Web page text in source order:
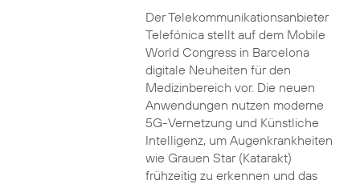
Der Telekommunikationsanbieter
Telefónica stellt auf dem Mobile
World Congress in Barcelona
digitale Neuheiten für den
Medizinbereich vor. Die neuen
Anwendungen nutzen moderne
5G-Vernetzung und Künstliche
Intelligenz, um Augenkrankheiten
wie Grauen Star (Katarakt)
frühzeitig zu erkennen und das